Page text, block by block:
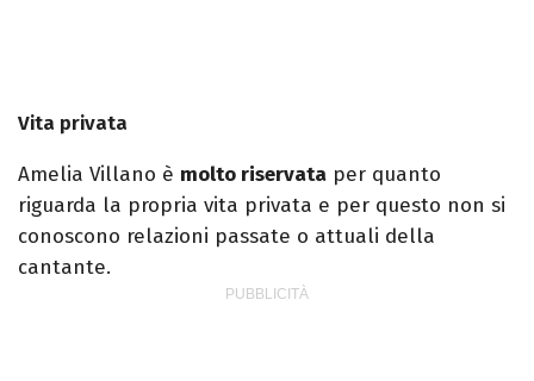
Vita privata
Amelia Villano è molto riservata per quanto
riguarda la propria vita privata e per questo non si
conoscono relazioni passate o attuali della
cantante.